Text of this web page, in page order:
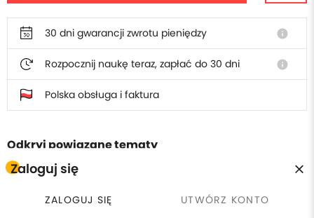
Zaloguj się
ZALOGUJ SIĘ UTWÓRZ KONTO
30 dni gwarancji zwrotu pieniędzy info
Rozpocznij naukę teraz, zapłać do 30 dni info
Polska obsługa i faktura
Odkryj powiązane tematy